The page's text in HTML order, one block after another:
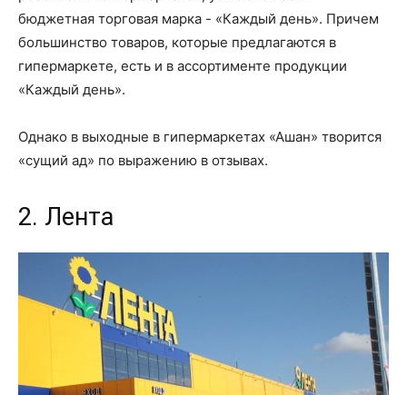
бюджетная торговая марка - «Каждый день». Причем
большинство товаров, которые предлагаются в
гипермаркете, есть и в ассортименте продукции
«Каждый день».
Однако в выходные в гипермаркетах «Ашан» творится
«сущий ад» по выражению в отзывах.
2. Лента